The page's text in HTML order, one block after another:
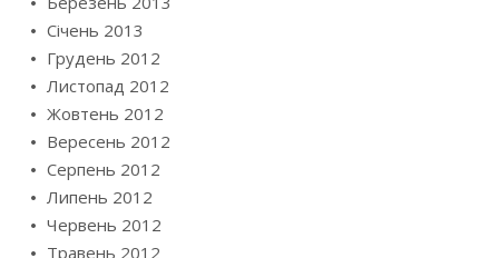
Січень 2013
Грудень 2012
Листопад 2012
Жовтень 2012
Вересень 2012
Серпень 2012
Липень 2012
Червень 2012
Травень 2012